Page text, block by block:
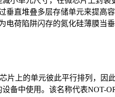
垂直堆叠多层存储单元来提高
电荷陷阱闪存的氮化硅薄膜当
片上的单元彼此平行排列，
备中使用。该名称代表NOT-